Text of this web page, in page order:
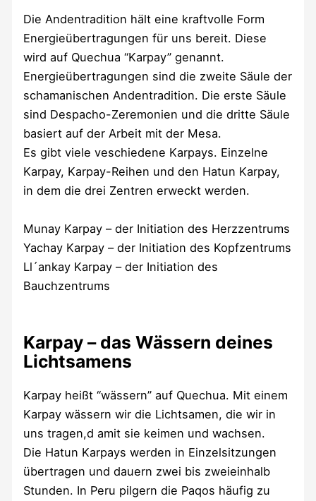
Die Andentradition hält eine kraftvolle Form
Energieübertragungen für uns bereit. Diese
wird auf Quechua “Karpay” genannt.
Energieübertragungen sind die zweite Säule der
schamanischen Andentradition. Die erste Säule
sind Despacho-Zeremonien und die dritte Säule
basiert auf der Arbeit mit der Mesa.
Es gibt viele veschiedene Karpays. Einzelne
Karpay, Karpay-Reihen und den Hatun Karpay,
in dem die drei Zentren erweckt werden.
Munay Karpay – der Initiation des Herzzentrums
Yachay Karpay – der Initiation des Kopfzentrums
Ll´ankay Karpay – der Initiation des
Bauchzentrums
Karpay – das Wässern deines
Lichtsamens
Karpay heißt “wässern” auf Quechua. Mit einem
Karpay wässern wir die Lichtsamen, die wir in
uns tragen,d amit sie keimen und wachsen.
Die Hatun Karpays werden in Einzelsitzungen
übertragen und dauern zwei bis zweieinhalb
Stunden. In Peru pilgern die Paqos häufig zu